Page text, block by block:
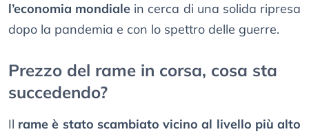
l’economia mondiale in cerca di una solida ripresa
dopo la pandemia e con lo spettro delle guerre.
Prezzo del rame in corsa, cosa sta
succedendo?
Il rame è stato scambiato vicino al livello più alto